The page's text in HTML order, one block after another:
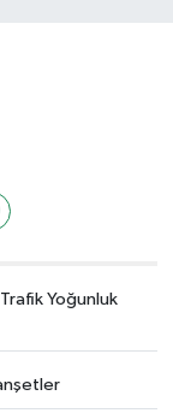
Yoğunluk